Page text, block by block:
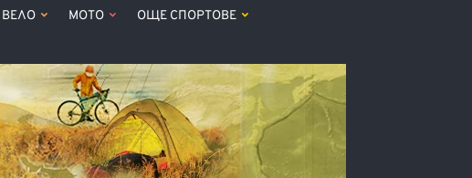
ВЕЛО МОТО ОЩЕ СПОРТОВЕ